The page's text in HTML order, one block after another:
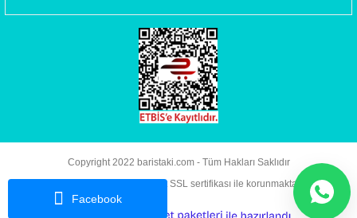
Facebook
Copyright 2022 baristaki.com - Tüm Hakları Saklıdır
Kredi kartı bilgileriniz 256bit SSL sertifikası ile korunmaktadır.
e- ile